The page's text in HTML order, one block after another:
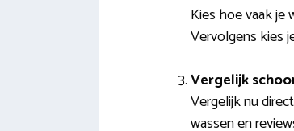
Kies hoe vaak je
Vervolgens kies
Vergelijk
Vergelijk nu
wassen en